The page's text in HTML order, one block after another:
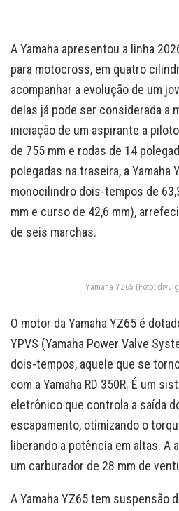
A Yamaha apresentou a linha
para motocross, em quatro
acompanhar a evolução de um
delas já pode ser considerada a
iniciação de um aspirante a
de 755 mm e rodas de 14
polegadas na traseira, a Yamaha
monocilindro dois-tempos de
mm e curso de 42,6 mm),
de seis marchas.
Yamaha YZ65 (Foto:
O motor da Yamaha YZ65 é
YPVS (Yamaha Power Valve
dois-tempos, aquele que se
com a Yamaha RD 350R. É um
eletrônico que controla a saída
escapamento, otimizando o
liberando a potência em altas. A
um carburador de 28 mm de
A Yamaha YZ65 tem suspensão